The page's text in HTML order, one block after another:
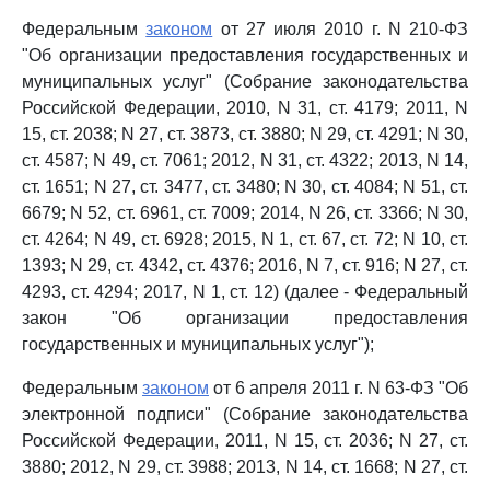
Федеральнымзаконом от 27 июля 2010 г. N 210-ФЗ
"Об организации предоставления государственных и
муниципальных услуг" (Собрание законодательства
Российской Федерации, 2010, N 31, ст. 4179; 2011, N
15, ст. 2038; N 27, ст. 3873, ст. 3880; N 29, ст. 4291; N 30,
ст. 4587; N 49, ст. 7061; 2012, N 31, ст. 4322; 2013, N 14,
ст. 1651; N 27, ст. 3477, ст. 3480; N 30, ст. 4084; N 51, ст.
6679; N 52, ст. 6961, ст. 7009; 2014, N 26, ст. 3366; N 30,
ст. 4264; N 49, ст. 6928; 2015, N 1, ст. 67, ст. 72; N 10, ст.
1393; N 29, ст. 4342, ст. 4376; 2016, N 7, ст. 916; N 27, ст.
4293, ст. 4294; 2017, N 1, ст. 12) (далее - Федеральный
закон "Об организации предоставления
государственных и муниципальных услуг");
Федеральным законом от 6 апреля 2011 г. N 63-ФЗ "Об
электронной подписи" (Собрание законодательства
Российской Федерации, 2011, N 15, ст. 2036; N 27, ст.
3880; 2012, N 29, ст. 3988; 2013, N 14, ст. 1668; N 27, ст.